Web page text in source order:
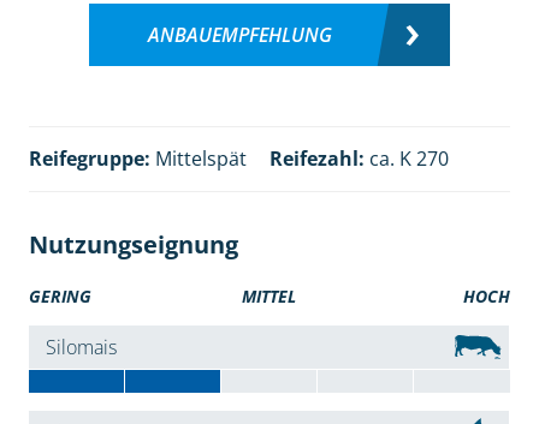
ANBAUEMPFEHLUNG
Reifegruppe: Mittelspät Reifezahl: ca. K 270
Nutzungseignung
GERING MITTEL HOCH
Silomais